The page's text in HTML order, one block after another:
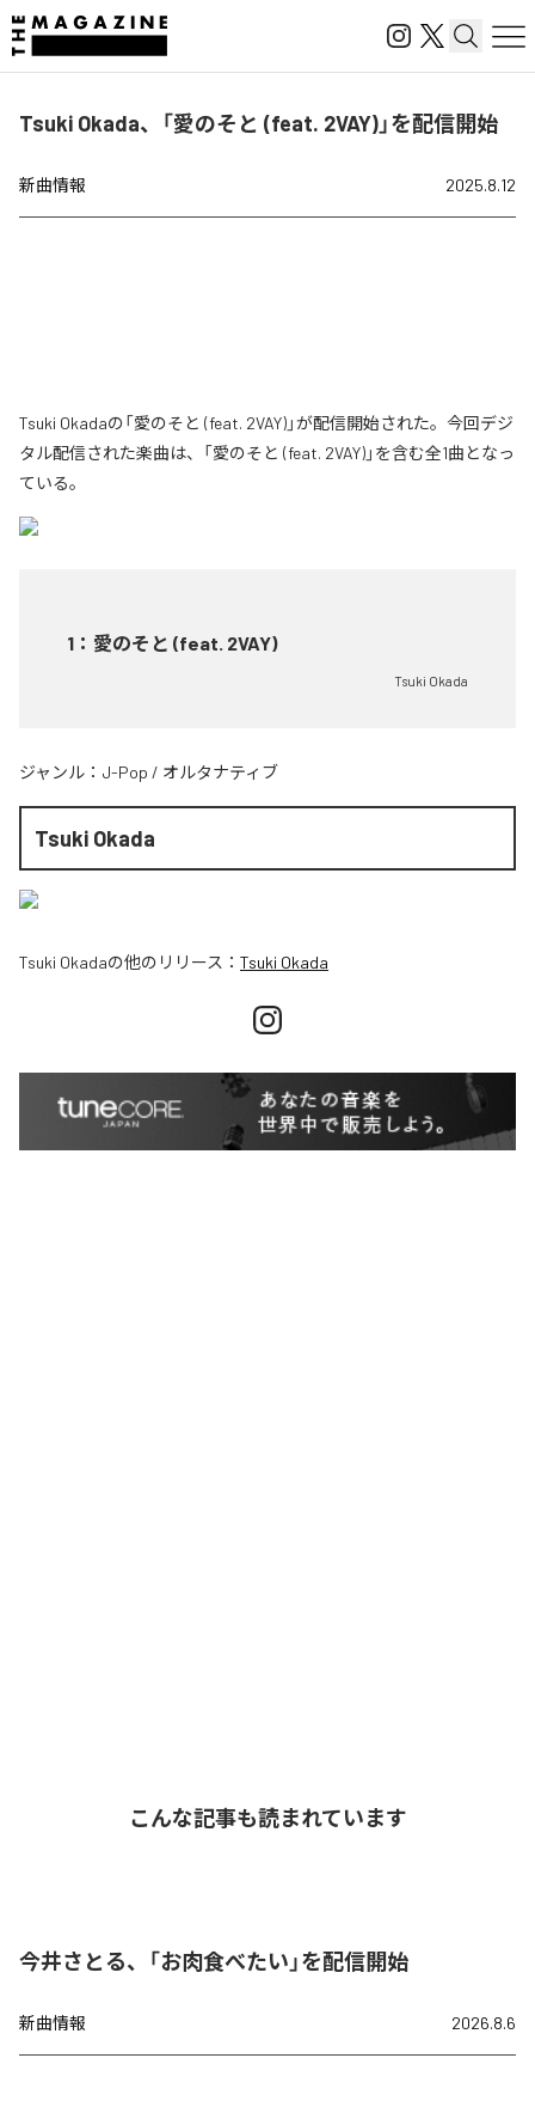
Tsuki Okada、「愛のそと (feat. 2VAY)」を配信開始
新曲情報 2025.8.12
Tsuki Okadaの「愛のそと (feat. 2VAY)」が配信開始された。今回デジ
タル配信された楽曲は、「愛のそと (feat. 2VAY)」を含む全1曲となっ
ている。
1 ： 愛のそと (feat. 2VAY)
Tsuki Okada
ジャンル： J-Pop / オルタナティブ
Tsuki Okada
Tsuki Okadaの他のリリース： Tsuki Okada
こんな記事も読まれています
今井さとる、「お肉食べたい」を配信開始
新曲情報 2026.8.6